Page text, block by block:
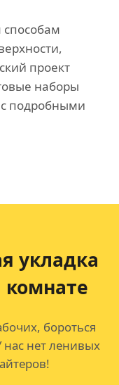
проект
наборы
подробными
укладка
бороться
нет ленивых